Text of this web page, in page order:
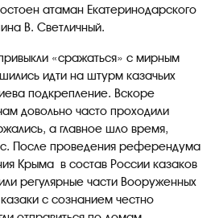
атаман Екатеринодарского
В. Светличный.
«сражаться» с мирным
идти на штурм казачьих
подкрепление. Вскоре
довольно часто проходили
а главное шло время,
После проведения референдума
Крыма в состав России казаков
регулярные части Вооруженных
с сознанием честно